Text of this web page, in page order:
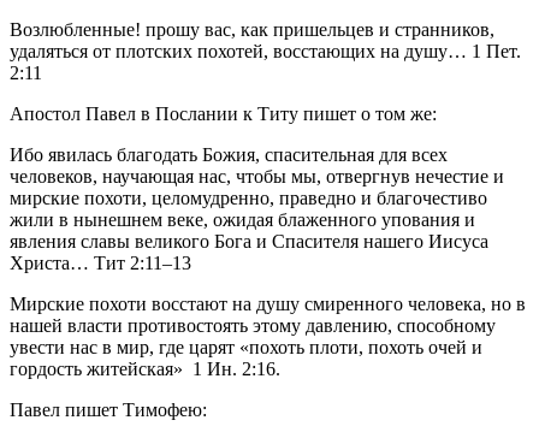
Возлюбленные! прошу вас, как пришельцев и странников,
удаляться от плотских похотей, восстающих на душу… 1 Пет.
2:11
Апостол Павел в Послании к Титу пишет о том же:
Ибо явилась благодать Божия, спасительная для всех
человеков, научающая нас, чтобы мы, отвергнув нечестие и
мирские похоти, целомудренно, праведно и благочестиво
жили в нынешнем веке, ожидая блаженного упования и
явления славы великого Бога и Спасителя нашего Иисуса
Христа… Тит 2:11–13
Мирские похоти восстают на душу смиренного человека, но в
нашей власти противостоять этому давлению, способному
увести нас в мир, где царят «похоть плоти, похоть очей и
гордость житейская»  1 Ин. 2:16.
Павел пишет Тимофею: